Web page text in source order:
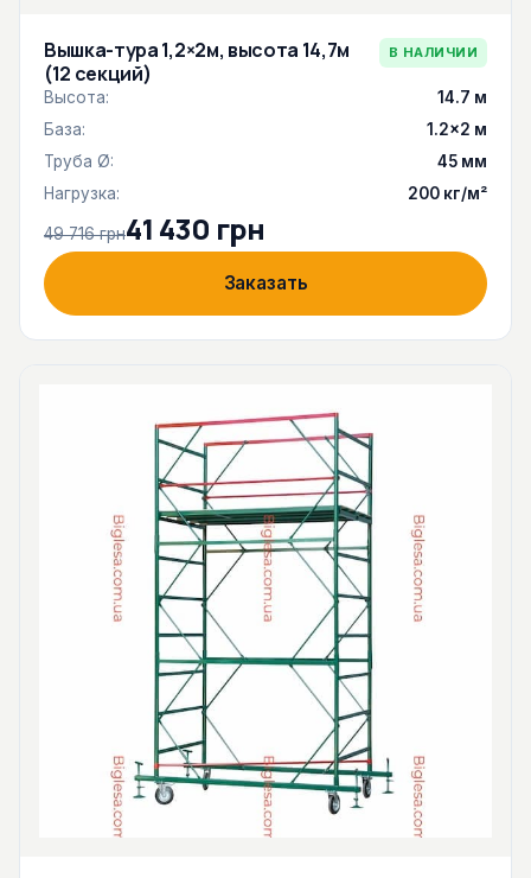
Вышка-тура 1,2×2м, высота 14,7м
(12 секций)
В НАЛИЧИИ
Высота:
14.7 м
База:
1.2×2 м
Труба Ø:
45 мм
Нагрузка:
200 кг/м²
49 716 грн41 430 грн
Заказать